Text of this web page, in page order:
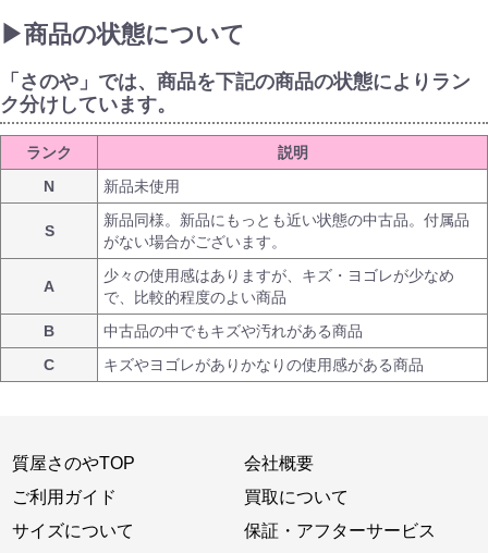
▶商品の状態について
「さのや」では、商品を下記の商品の状態によりラン
ク分けしています。
ランク
説明
N
新品未使用
S
新品同様。新品にもっとも近い状態の中古品。付属品
がない場合がございます。
A
少々の使用感はありますが、キズ・ヨゴレが少なめ
で、比較的程度のよい商品
B
中古品の中でもキズや汚れがある商品
C
キズやヨゴレがありかなりの使用感がある商品
質屋さのやTOP
ご利用ガイド
サイズについて
会社概要
買取について
保証・アフターサービス